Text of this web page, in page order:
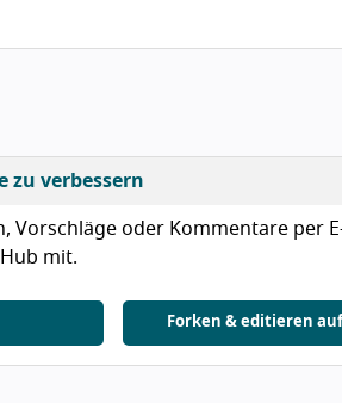
zu verbessern
Vorschläge oder Kommentare per
mit.
Forken & editieren